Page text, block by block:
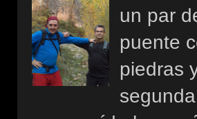
un par
puente
piedras